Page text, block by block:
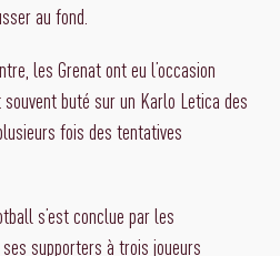
au fond.
les Grenat ont eu l’occasion
buté sur un Karlo Letica des
fois des tentatives
s’est conclue par les
supporters à trois joueurs